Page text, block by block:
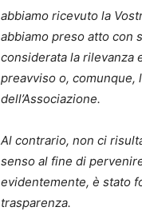
abbiamo ricevuto la
abbiamo preso atto con
considerata la rilevanza
preavviso o, comunque,
dell’Associazione.
Al contrario, non ci
senso al fine di
evidentemente, è stato
trasparenza.